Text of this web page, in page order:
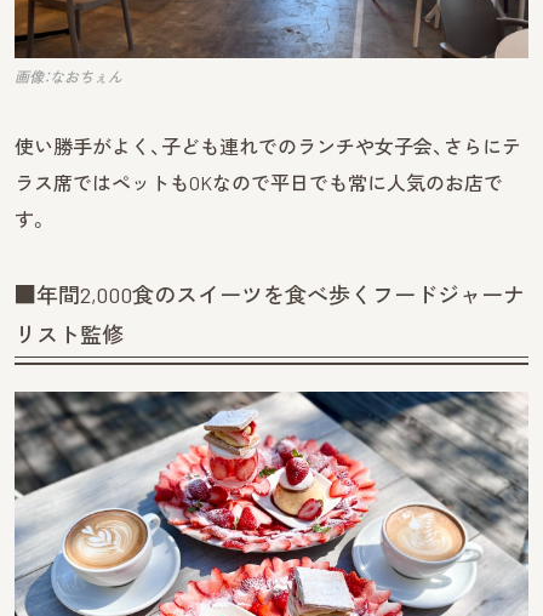
画像：なおちぇん
使い勝手がよく、子ども連れでのランチや女子会、さらにテ
ラス席ではペットもOKなので平日でも常に人気のお店で
す。
■年間2,000食のスイーツを食べ歩くフードジャーナ
リスト監修